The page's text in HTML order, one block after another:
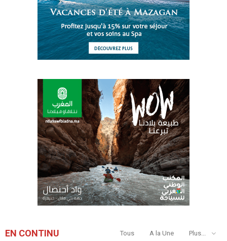
EN CONTINU Tous A la Une Plus...